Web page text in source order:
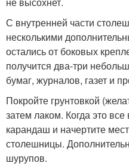
С внутренней части
несколькими
остались от боковых
получится два-три
бумаг, журналов, газет и
Покройте грунтовкой
затем лаком. Когда это
карандаш и начертите
столешницы.
шурупов.